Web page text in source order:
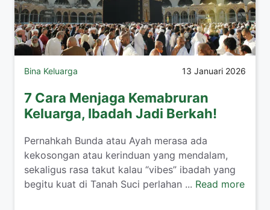
Bina Keluarga 13 Januari 2026
7 Cara Menjaga Kemabruran
Keluarga, Ibadah Jadi Berkah!
​Pernahkah Bunda atau Ayah merasa ada
kekosongan atau kerinduan yang mendalam,
sekaligus rasa takut kalau “vibes” ibadah yang
begitu kuat di Tanah Suci perlahan ... Read more